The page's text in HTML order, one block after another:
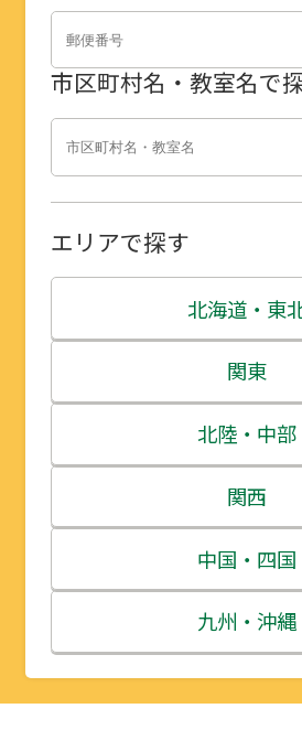
市区町村名・教室名で
エリアで探す
北海道・東
北海道
青森県
岩手県
宮城県
秋田県
山形県
関東
茨城県
栃木県
群馬県
埼玉県
千葉県
北陸・中部
新潟県
富山県
石川県
福井県
関西
三重県
滋賀県
京都府
中国・四国
鳥取県
島根県
九州・沖縄
福岡県